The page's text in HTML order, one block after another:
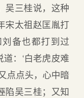
吴三桂说，这种
宋太祖赵匡胤打
备也都打到过
：‘白老虎皮难
点点头，心中暗
陷吴三桂；又知